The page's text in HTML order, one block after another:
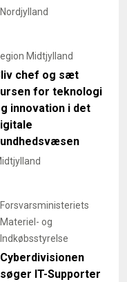
Nordjylland
Midtjylland
chef og sæt
for teknologi
innovation i det
Forsvarsministeriets
Materiel- og
Indkøbsstyrelse
Cyberdivisionen
søger IT-Supporter